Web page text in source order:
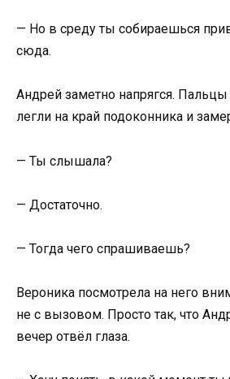
— Но в среду ты собираешься
сюда.
Андрей заметно напрягся.
легли на край подоконника и
— Ты слышала?
— Достаточно.
— Тогда чего спрашиваешь?
Вероника посмотрела на него
не с вызовом. Просто так, что
вечер отвёл глаза.